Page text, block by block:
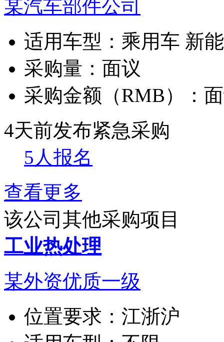
某汽车部件公司
适用车型： 乘用车 新
采购量： 面议
采购金额（RMB）：
4天前发布紧急采购
5人报名
查看更多
该公司其他采购项目
工业热处理
某外资优质一级
位置要求： 江浙沪